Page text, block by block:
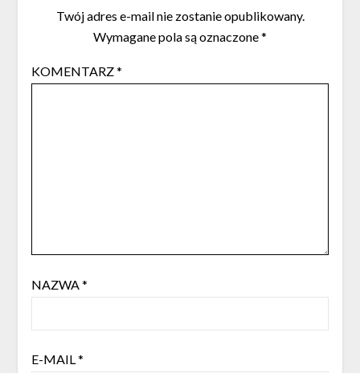
Twój adres e-mail nie zostanie opublikowany.
Wymagane pola są oznaczone*
KOMENTARZ*
NAZWA*
E-MAIL*